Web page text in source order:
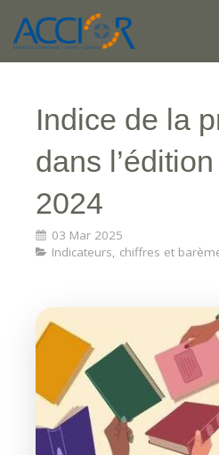
Indice de la
dans
2024
03 Mar 2025
Indicateurs, chiffres et